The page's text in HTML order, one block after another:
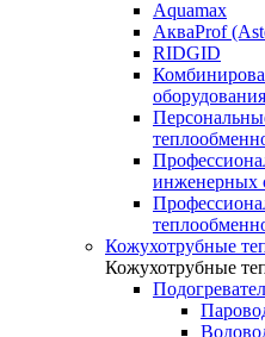
Aquamax
АкваProf
RIDGID
инженерных
Кожухотрубные
Кожухотрубные